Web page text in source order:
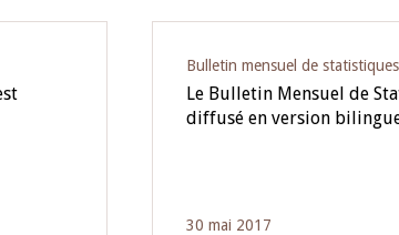
Bulletin mensuel de
Le Bulletin Mensuel de
diffusé en version
30 mai 2017